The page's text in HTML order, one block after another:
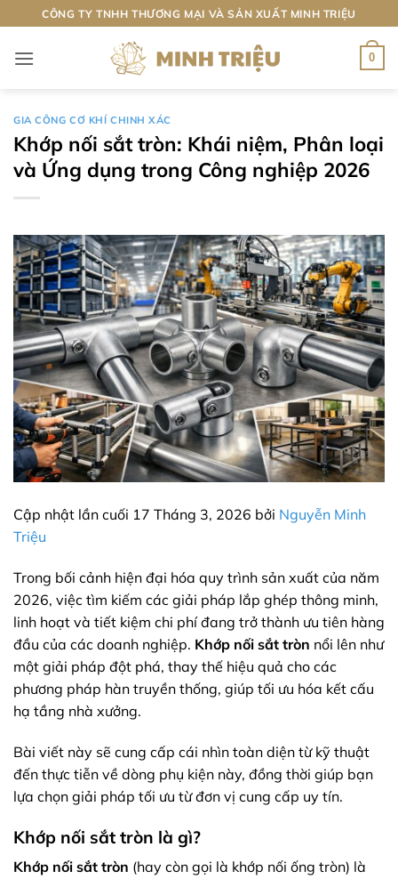
qua
nội
CÔNG TY TNHH THƯƠNG MẠI VÀ SẢN XUẤT MINH TRIỆU
0
GIA CÔNG CƠ KHÍ CHINH XÁC
Khớp nối sắt tròn: Khái niệm, Phân loại
và Ứng dụng trong Công nghiệp 2026
Cập nhật lần cuối 17 Tháng 3, 2026 bởi Nguyễn Minh
Triệu
Trong bối cảnh hiện đại hóa quy trình sản xuất của năm
2026, việc tìm kiếm các giải pháp lắp ghép thông minh,
linh hoạt và tiết kiệm chi phí đang trở thành ưu tiên hàng
đầu của các doanh nghiệp. Khớp nối sắt tròn nổi lên như
một giải pháp đột phá, thay thế hiệu quả cho các
phương pháp hàn truyền thống, giúp tối ưu hóa kết cấu
hạ tầng nhà xưởng.
Bài viết này sẽ cung cấp cái nhìn toàn diện từ kỹ thuật
đến thực tiễn về dòng phụ kiện này, đồng thời giúp bạn
lựa chọn giải pháp tối ưu từ đơn vị cung cấp uy tín.
Khớp nối sắt tròn là gì?
Khớp nối sắt tròn (hay còn gọi là khớp nối ống tròn) là